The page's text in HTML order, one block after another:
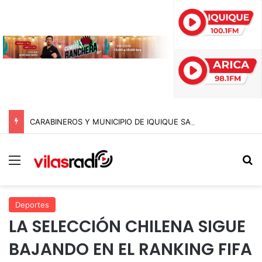
Menú
Deportes
LA SELECCIÓN CHILENA SIGUE
BAJANDO EN EL RANKING FIFA